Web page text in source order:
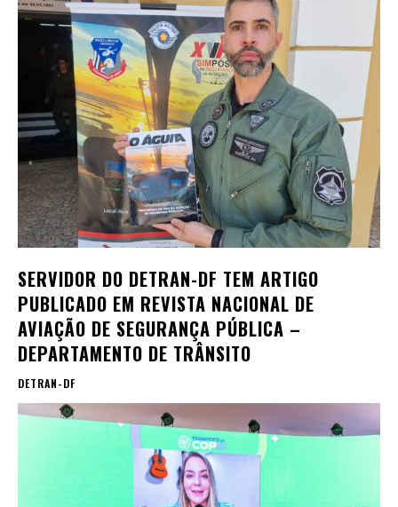
SERVIDOR DO DETRAN-DF TEM ARTIGO
PUBLICADO EM REVISTA NACIONAL DE
AVIAÇÃO DE SEGURANÇA PÚBLICA –
DEPARTAMENTO DE TRÂNSITO
DETRAN-DF